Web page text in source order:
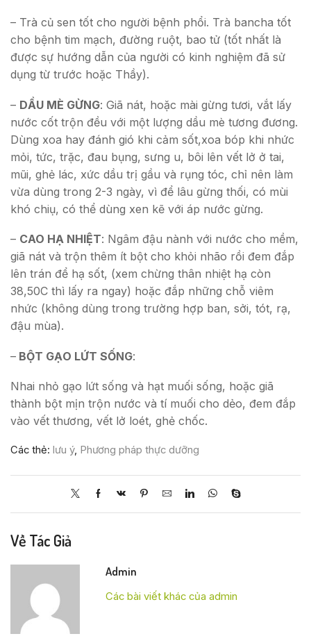
– Trà củ sen tốt cho người bệnh phổi. Trà bancha tốt
cho bệnh tim mạch, đường ruột, bao tử (tốt nhất là
được sự hướng dẫn của người có kinh nghiệm đã sử
dụng từ trước hoặc Thầy).
– DẦU MÈ GỪNG: Giã nát, hoặc mài gừng tươi, vắt lấy
nước cốt trộn đều với một lượng dầu mè tương đương.
Dùng xoa hay đánh gió khi cảm sốt,xoa bóp khi nhức
mỏi, tức, trặc, đau bụng, sưng u, bôi lên vết lở ở tai,
mũi, ghẻ lác, xức dầu trị gầu và rụng tóc, chỉ nên làm
vừa dùng trong 2-3 ngày, vì để lâu gừng thối, có mùi
khó chiụ, có thể dùng xen kẽ với áp nước gừng.
– CAO HẠ NHIỆT: Ngâm đậu nành với nước cho mềm,
giã nát và trộn thêm ít bột cho khỏi nhão rồi đem đắp
lên trán để hạ sốt, (xem chừng thân nhiệt hạ còn
38,50C thì lấy ra ngay) hoặc đắp những chỗ viêm
nhức (không dùng trong trường hợp ban, sởi, tót, rạ,
đậu mùa).
– BỘT GẠO LỨT SỐNG:
Nhai nhỏ gạo lứt sống và hạt muối sống, hoặc giã
thành bột mịn trộn nước và tí muối cho dẻo, đem đắp
vào vết thương, vết lở loét, ghẻ chốc.
Các thẻ: lưu ý, Phương pháp thực dưỡng
Về Tác Giả
Admin
Các bài viết khác của admin